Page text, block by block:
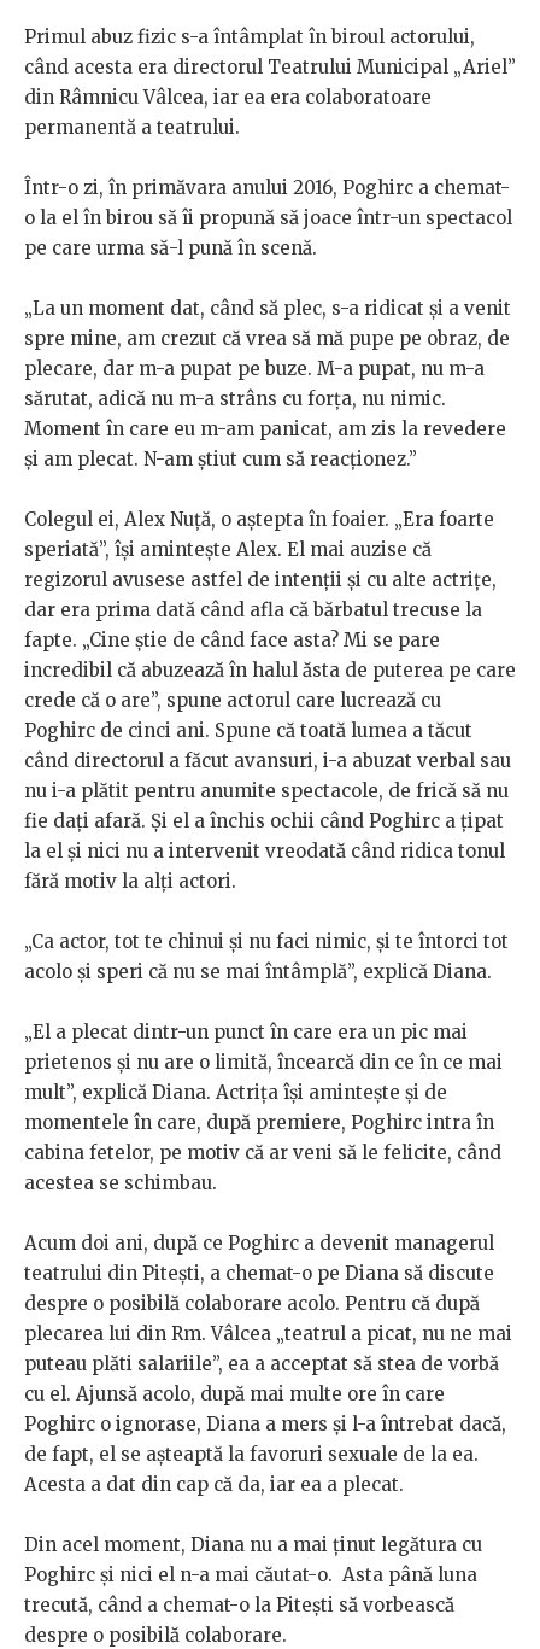
Primul abuz fizic s-a întâmplat în biroul actorului,
când acesta era directorul Teatrului Municipal „Ariel”
din Râmnicu Vâlcea, iar ea era colaboratoare
permanentă a teatrului.
Într-o zi, în primăvara anului 2016, Poghirc a chemat-
o la el în birou să îi propună să joace într-un spectacol
pe care urma să-l pună în scenă.
„La un moment dat, când să plec, s-a ridicat și a venit
spre mine, am crezut că vrea să mă pupe pe obraz, de
plecare, dar m-a pupat pe buze. M-a pupat, nu m-a
sărutat, adică nu m-a strâns cu forța, nu nimic.
Moment în care eu m-am panicat, am zis la revedere
și am plecat. N-am știut cum să reacționez.”
Colegul ei, Alex Nuță, o aștepta în foaier. „Era foarte
speriată”, își amintește Alex. El mai auzise că
regizorul avusese astfel de intenții și cu alte actrițe,
dar era prima dată când afla că bărbatul trecuse la
fapte. „Cine știe de când face asta? Mi se pare
incredibil că abuzează în halul ăsta de puterea pe care
crede că o are”, spune actorul care lucrează cu
Poghirc de cinci ani. Spune că toată lumea a tăcut
când directorul a făcut avansuri, i-a abuzat verbal sau
nu i-a plătit pentru anumite spectacole, de frică să nu
fie dați afară. Și el a închis ochii când Poghirc a țipat
la el și nici nu a intervenit vreodată când ridica tonul
fără motiv la alți actori.
„Ca actor, tot te chinui și nu faci nimic, și te întorci tot
acolo și speri că nu se mai întâmplă”, explică Diana.
„El a plecat dintr-un punct în care era un pic mai
prietenos și nu are o limită, încearcă din ce în ce mai
mult”, explică Diana. Actrița își amintește și de
momentele în care, după premiere, Poghirc intra în
cabina fetelor, pe motiv că ar veni să le felicite, când
acestea se schimbau.
Acum doi ani, după ce Poghirc a devenit managerul
teatrului din Pitești, a chemat-o pe Diana să discute
despre o posibilă colaborare acolo. Pentru că după
plecarea lui din Rm. Vâlcea „teatrul a picat, nu ne mai
puteau plăti salariile”, ea a acceptat să stea de vorbă
cu el. Ajunsă acolo, după mai multe ore în care
Poghirc o ignorase, Diana a mers și l-a întrebat dacă,
de fapt, el se așteaptă la favoruri sexuale de la ea.
Acesta a dat din cap că da, iar ea a plecat.
Din acel moment, Diana nu a mai ținut legătura cu
Poghirc și nici el n-a mai căutat-o. Asta până luna
trecută, când a chemat-o la Pitești să vorbească
despre o posibilă colaborare.